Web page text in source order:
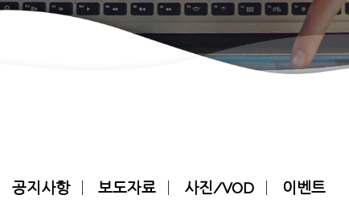
공지사항 보도자료 사진/VOD 이벤트